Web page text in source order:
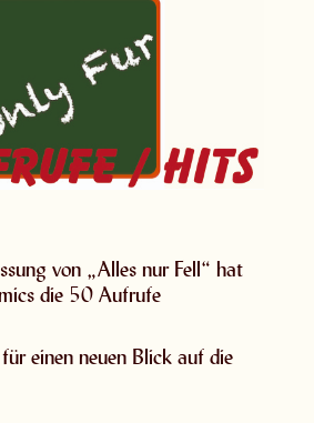
von „Alles nur Fell“ hat
die 50 Aufrufe
einen neuen Blick auf die